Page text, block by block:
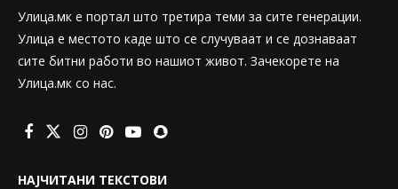
Улица.мк е портал што третира теми за сите генерации.
Улица е местото каде што се случуваат и се дознаваат
сите битни работи во нашиот живот. Зачекорете на
Улица.мк со нас.
НАЈЧИТАНИ ТЕКСТОВИ